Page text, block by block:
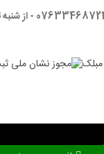
برای مجموعه مبلک